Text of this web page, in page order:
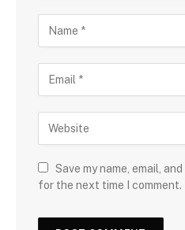
Save my name, email,
for the next time I comment.